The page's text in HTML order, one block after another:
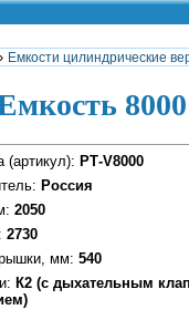
Емкости цилиндрические
(артикул): РТ-V8000
: Россия
: 2050
: 2730
мм: 540
: К2 (с дыхательным